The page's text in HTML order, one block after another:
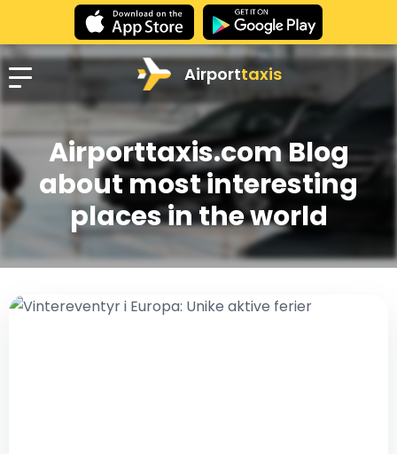
Airporttaxis
Airporttaxis.com Blog
about most interesting
places in the world